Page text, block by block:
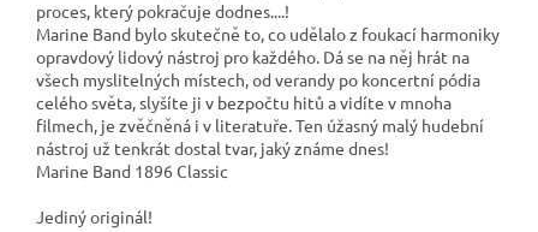
proces, který pokračuje dodnes....!
Marine Band bylo skutečně to, co udělalo z foukací harmoniky
opravdový lidový nástroj pro každého. Dá se na něj hrát na
všech myslitelných místech, od verandy po koncertní pódia
celého světa, slyšíte ji v bezpočtu hitů a vidíte v mnoha
filmech, je zvěčněná i v literatuře. Ten úžasný malý hudební
nástroj už tenkrát dostal tvar, jaký známe dnes!
Marine Band 1896 Classic
Jediný originál!